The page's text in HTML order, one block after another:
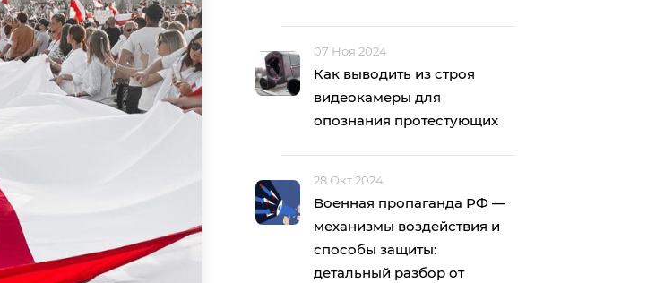
07 Ноя 2024
Как выводить из строя
видеокамеры для
опознания протестующих
28 Окт 2024
Военная пропаганда РФ —
механизмы воздействия и
способы защиты:
детальный разбор от